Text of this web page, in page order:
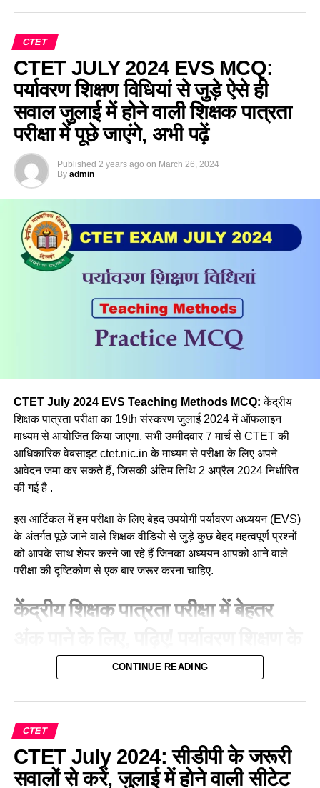
Question Answer
Q.1 कक्षा आठ में ‘बेरोजगारी’ पर चर्चा चल रही है। सभी विद्यार्थी अच्छी
तरह से भाग ले रहे हैं। अध्यापिका विद्यार्थियों की सहभागिता का अवलोकन
कर रही है और जब भी कोई विद्यार्थी अटकता है तो उसे संकेत देती है। यहाँ
अध्यापिका क्या कर रही है?
(a) विद्यार्थियों को प्रोत्साहित कर रही है।
(b) विद्यार्थियों को प्रेरित कर रही है।
(d) विद्यार्थियों को मदद दे रही है।
Ans- d
Q.2 सामाजिक विज्ञान में एक विषय के रूप में माध्यमिक स्तर पर नहीं है
(c) इतिहास
(d) राजनीतिक विज्ञान
Ans a
Q.3 निम्नलिखित में से कौन-सी सामाजिक विज्ञान शिक्षण विधि, विद्यार्थियों
की प्रस्ताव करने की, तार्किक बहस करने की, जवाबी तर्क देने की और
तथ्यों या विचारों को प्रस्तुत करने की क्षमता को विकसित करती है?
(a) Debate/वाद-विवाद
(c) Field work/क्षेत्र कार्य
(d) Project work/परियोजना कार्य
सामाजिक कौशल किसके आधारभूत तत्व हैं?
(a) समुदाय आधारित भाषा शिक्षण
CTET
CTET JULY 2024 EVS MCQ:
पर्यावरण शिक्षण विधियां से जुड़े ऐसे ही
सवाल जुलाई में होने वाली शिक्षक पात्रता
परीक्षा में पूछे जाएंगे, अभी पढ़ें
Published 2 years ago on March 26, 2024
By admin
CTET July 2024 EVS Teaching Methods MCQ:केंद्रीय
शिक्षक पात्रता परीक्षा का 19th संस्करण जुलाई 2024 में ऑफलाइन
माध्यम से आयोजित किया जाएगा. सभी उम्मीदवार 7 मार्च से CTET की
आधिकारिक वेबसाइट ctet.nic.in के माध्यम से परीक्षा के लिए अपने
आवेदन जमा कर सकते हैं, जिसकी अंतिम तिथि 2 अप्रैल 2024 निर्धारित
की गई है .
इस आर्टिकल में हम परीक्षा के लिए बेहद उपयोगी पर्यावरण अध्ययन (EVS)
के अंतर्गत पूछे जाने वाले शिक्षक वीडियो से जुड़े कुछ बेहद महत्वपूर्ण प्रश्नों
को आपके साथ शेयर करने जा रहे हैं जिनका अध्ययन आपको आने वाले
परीक्षा की दृष्टिकोण से एक बार जरूर करना चाहिए.
केंद्रीय शिक्षक पात्रता परीक्षा में बेहतर
यह सवाल—EVS Teaching Methods
MCQ For CTET July 2024
Q. एन.सी.एफ. 2005 के अनुसार प्राथमिक स्तर पर ई.वी.एहा. के शिक्षण
के उद्देश्य है :
A. पर्यावरणीय प्रकरणों के संबंध में जानकारी का विकास करना ।
CONTINUE READING
CTET
CTET July 2024: सीडीपी के जरूरी
सवालों से करें, जुलाई में होने वाली सीटेट